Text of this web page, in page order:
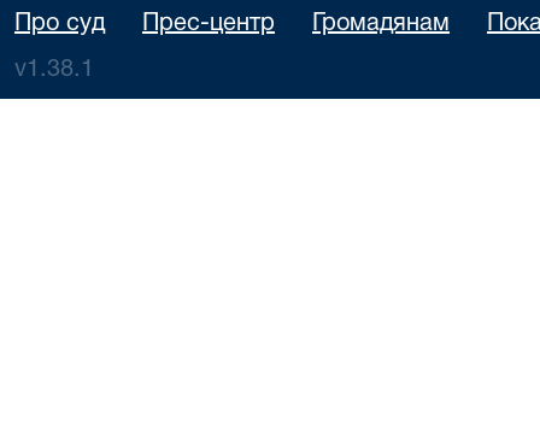
Про суд Прес-центр Громадянам
v1.38.1